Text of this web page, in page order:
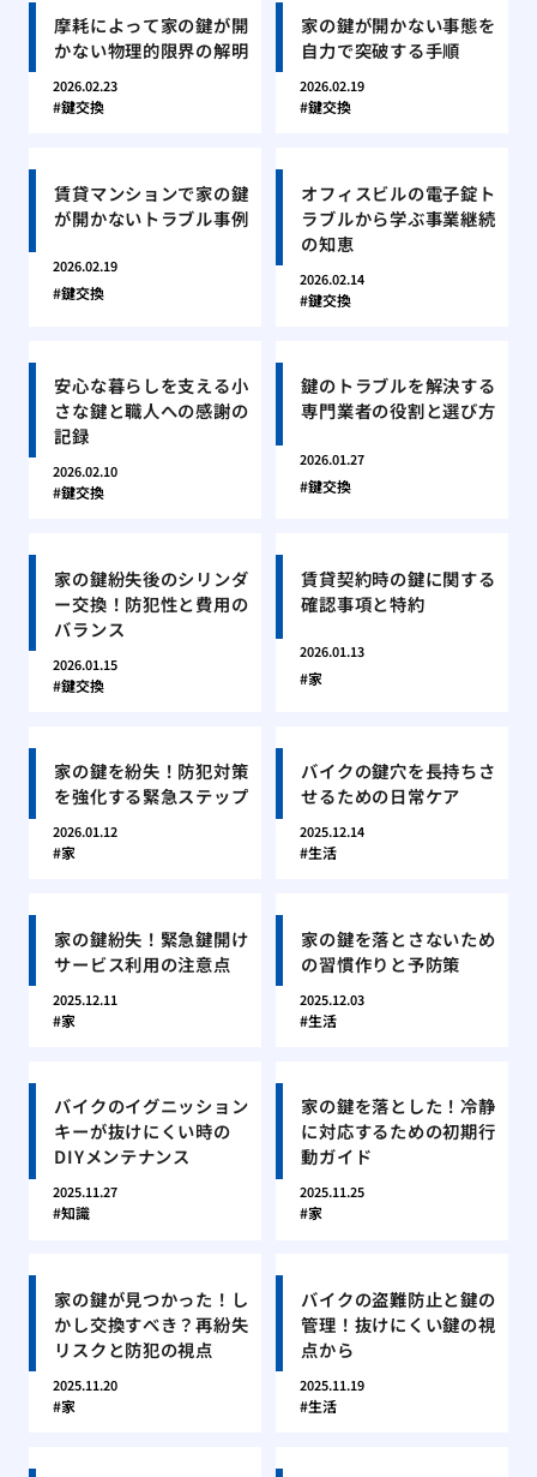
摩耗によって家の鍵が開
かない物理的限界の解明
2026.02.23
鍵交換
家の鍵が開かない事態を
自力で突破する手順
2026.02.19
鍵交換
賃貸マンションで家の鍵
が開かないトラブル事例
2026.02.19
鍵交換
オフィスビルの電子錠ト
ラブルから学ぶ事業継続
の知恵
2026.02.14
鍵交換
安心な暮らしを支える小
さな鍵と職人への感謝の
記録
2026.02.10
鍵交換
鍵のトラブルを解決する
専門業者の役割と選び方
2026.01.27
鍵交換
家の鍵紛失後のシリンダ
ー交換！防犯性と費用の
バランス
2026.01.15
鍵交換
賃貸契約時の鍵に関する
確認事項と特約
2026.01.13
家
家の鍵を紛失！防犯対策
を強化する緊急ステップ
2026.01.12
家
バイクの鍵穴を長持ちさ
せるための日常ケア
2025.12.14
生活
家の鍵紛失！緊急鍵開け
サービス利用の注意点
2025.12.11
家
家の鍵を落とさないため
の習慣作りと予防策
2025.12.03
生活
バイクのイグニッション
キーが抜けにくい時の
DIYメンテナンス
2025.11.27
知識
家の鍵を落とした！冷静
に対応するための初期行
動ガイド
2025.11.25
家
家の鍵が見つかった！し
かし交換すべき？再紛失
リスクと防犯の視点
2025.11.20
家
バイクの盗難防止と鍵の
管理！抜けにくい鍵の視
点から
2025.11.19
生活